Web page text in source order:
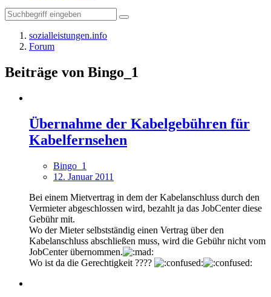
sozialleistungen.info
Forum
Beiträge von Bingo_1
Übernahme der Kabelgebühren für
Kabelfernsehen
Bingo_1
12. Januar 2011
Bei einem Mietvertrag in dem der Kabelanschluss durch den
Vermieter abgeschlossen wird, bezahlt ja das JobCenter diese
Gebühr mit.
Wo der Mieter selbstständig einen Vertrag über den
Kabelanschluss abschließen muss, wird die Gebühr nicht vom
JobCenter übernommen.
Wo ist da die Gerechtigkeit ????